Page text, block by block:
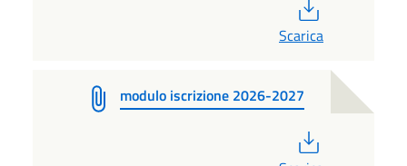
Scarica
modulo iscrizione 2026-2027